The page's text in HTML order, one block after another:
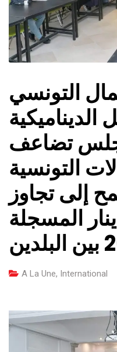
التونسي
تضاعف
التونسية
إلى تجاوز
دينار المسجلة
A La Une, International